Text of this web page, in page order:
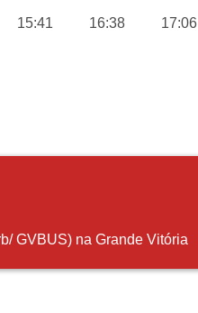
15:41 16:38 17:06
GVBUS) na Grande Vitória